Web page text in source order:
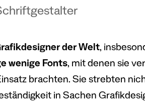
der Welt,
wenige Fonts, mit denen sie
brachten. Sie strebten
in Sachen